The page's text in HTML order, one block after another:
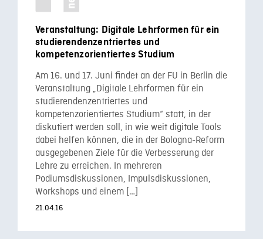
Veranstaltung: Digitale Lehrformen für ein
studierendenzentriertes und
kompetenzorientiertes Studium
Am 16. und 17. Juni findet an der FU in Berlin die
Veranstaltung „Digitale Lehrformen für ein
studierendenzentriertes und
kompetenzorientiertes Studium“ statt, in der
diskutiert werden soll, in wie weit digitale Tools
dabei helfen können, die in der Bologna-Reform
ausgegebenen Ziele für die Verbesserung der
Lehre zu erreichen. In mehreren
Podiumsdiskussionen, Impulsdiskussionen,
Workshops und einem […]
21.04.16